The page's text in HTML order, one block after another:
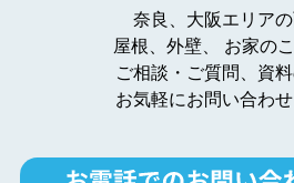
奈良、大阪エリアの
屋根、外壁、
お家の
ご相談・ご質問、資
お気軽にお問い合わせ